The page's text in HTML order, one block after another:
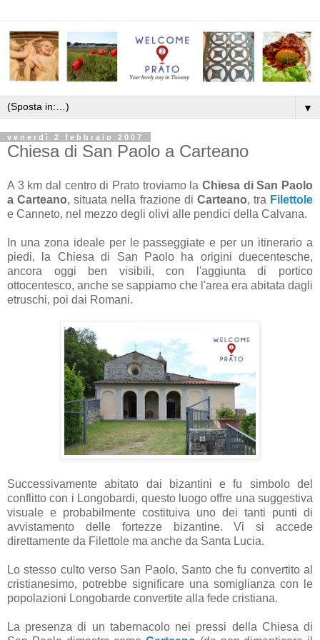
▼
venerdì 2 febbraio 2007
Chiesa di San Paolo a Carteano
A 3 km dal centro di Prato troviamo la Chiesa di San Paolo
a Carteano, situata nella frazione di Carteano, tra Filettole
e Canneto, nel mezzo degli olivi alle pendici della Calvana.
In una zona ideale per le passeggiate e per un itinerario a
piedi, la Chiesa di San Paolo ha origini duecentesche,
ancora oggi ben visibili, con l'aggiunta di portico
ottocentesco, anche se sappiamo che l'area era abitata dagli
etruschi, poi dai Romani.
Successivamente abitato dai bizantini e fu simbolo del
conflitto con i Longobardi, questo luogo offre una suggestiva
visuale e probabilmente costituiva uno dei tanti punti di
avvistamento delle fortezze bizantine. Vi si accede
direttamente da Filettole ma anche da Santa Lucia.
Lo stesso culto verso San Paolo, Santo che fu convertito al
cristianesimo, potrebbe significare una somiglianza con le
popolazioni Longobarde convertite alla fede cristiana.
La presenza di un tabernacolo nei pressi della Chiesa di